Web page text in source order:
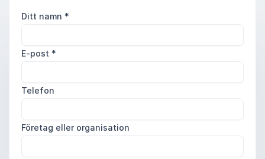
Ditt namn *
E-post *
Telefon
Företag eller organisation